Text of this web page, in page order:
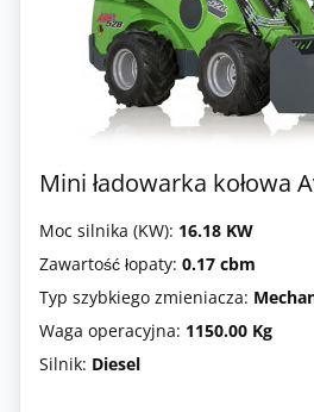
Mini ładowarka kołowa
Moc silnika (KW): 16.18 KW
Zawartość łopaty: 0.17 cbm
Typ szybkiego zmieniacza:
Waga operacyjna: 1150.00 Kg
Silnik: Diesel